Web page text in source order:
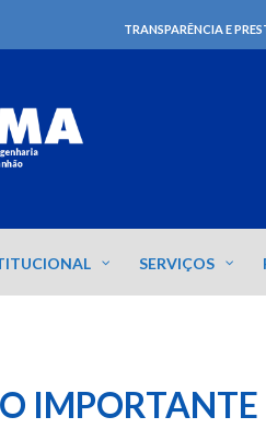
TRANSPARÊNCIA E
SERVIÇOS